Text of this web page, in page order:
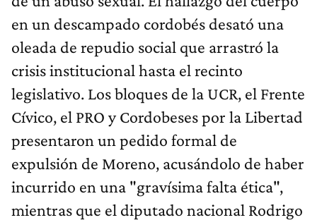
en un descampado cordobés desató una
oleada de repudio social que arrastró la
crisis institucional hasta el recinto
legislativo. Los bloques de la UCR, el Frente
Cívico, el PRO y Cordobeses por la Libertad
presentaron un pedido formal de
expulsión de Moreno, acusándolo de haber
incurrido en una "gravísima falta ética",
mientras que el diputado nacional Rodrigo